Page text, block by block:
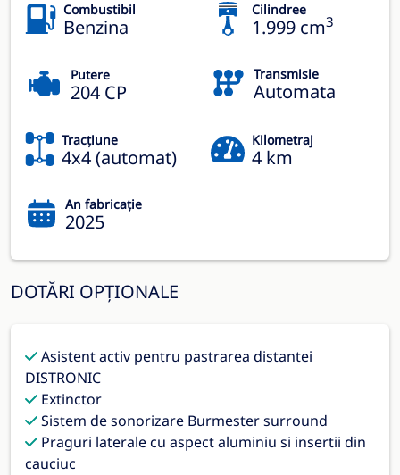
Combustibil
Benzina
Cilindree
1.999 cm3
Putere
204 CP
Transmisie
Automata
Tracțiune
4x4 (automat)
Kilometraj
4 km
An fabricație
2025
DOTĂRI OPȚIONALE
Asistent activ pentru pastrarea distantei
DISTRONIC
Extinctor
Sistem de sonorizare Burmester surround
Praguri laterale cu aspect aluminiu si insertii din
cauciuc